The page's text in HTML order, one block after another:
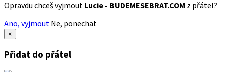
Opravdu chceš vyjmout Lucie - BUDEMESEBRAT.COM z přátel?
Ano, vyjmout Ne, ponechat
×
Přidat do přátel